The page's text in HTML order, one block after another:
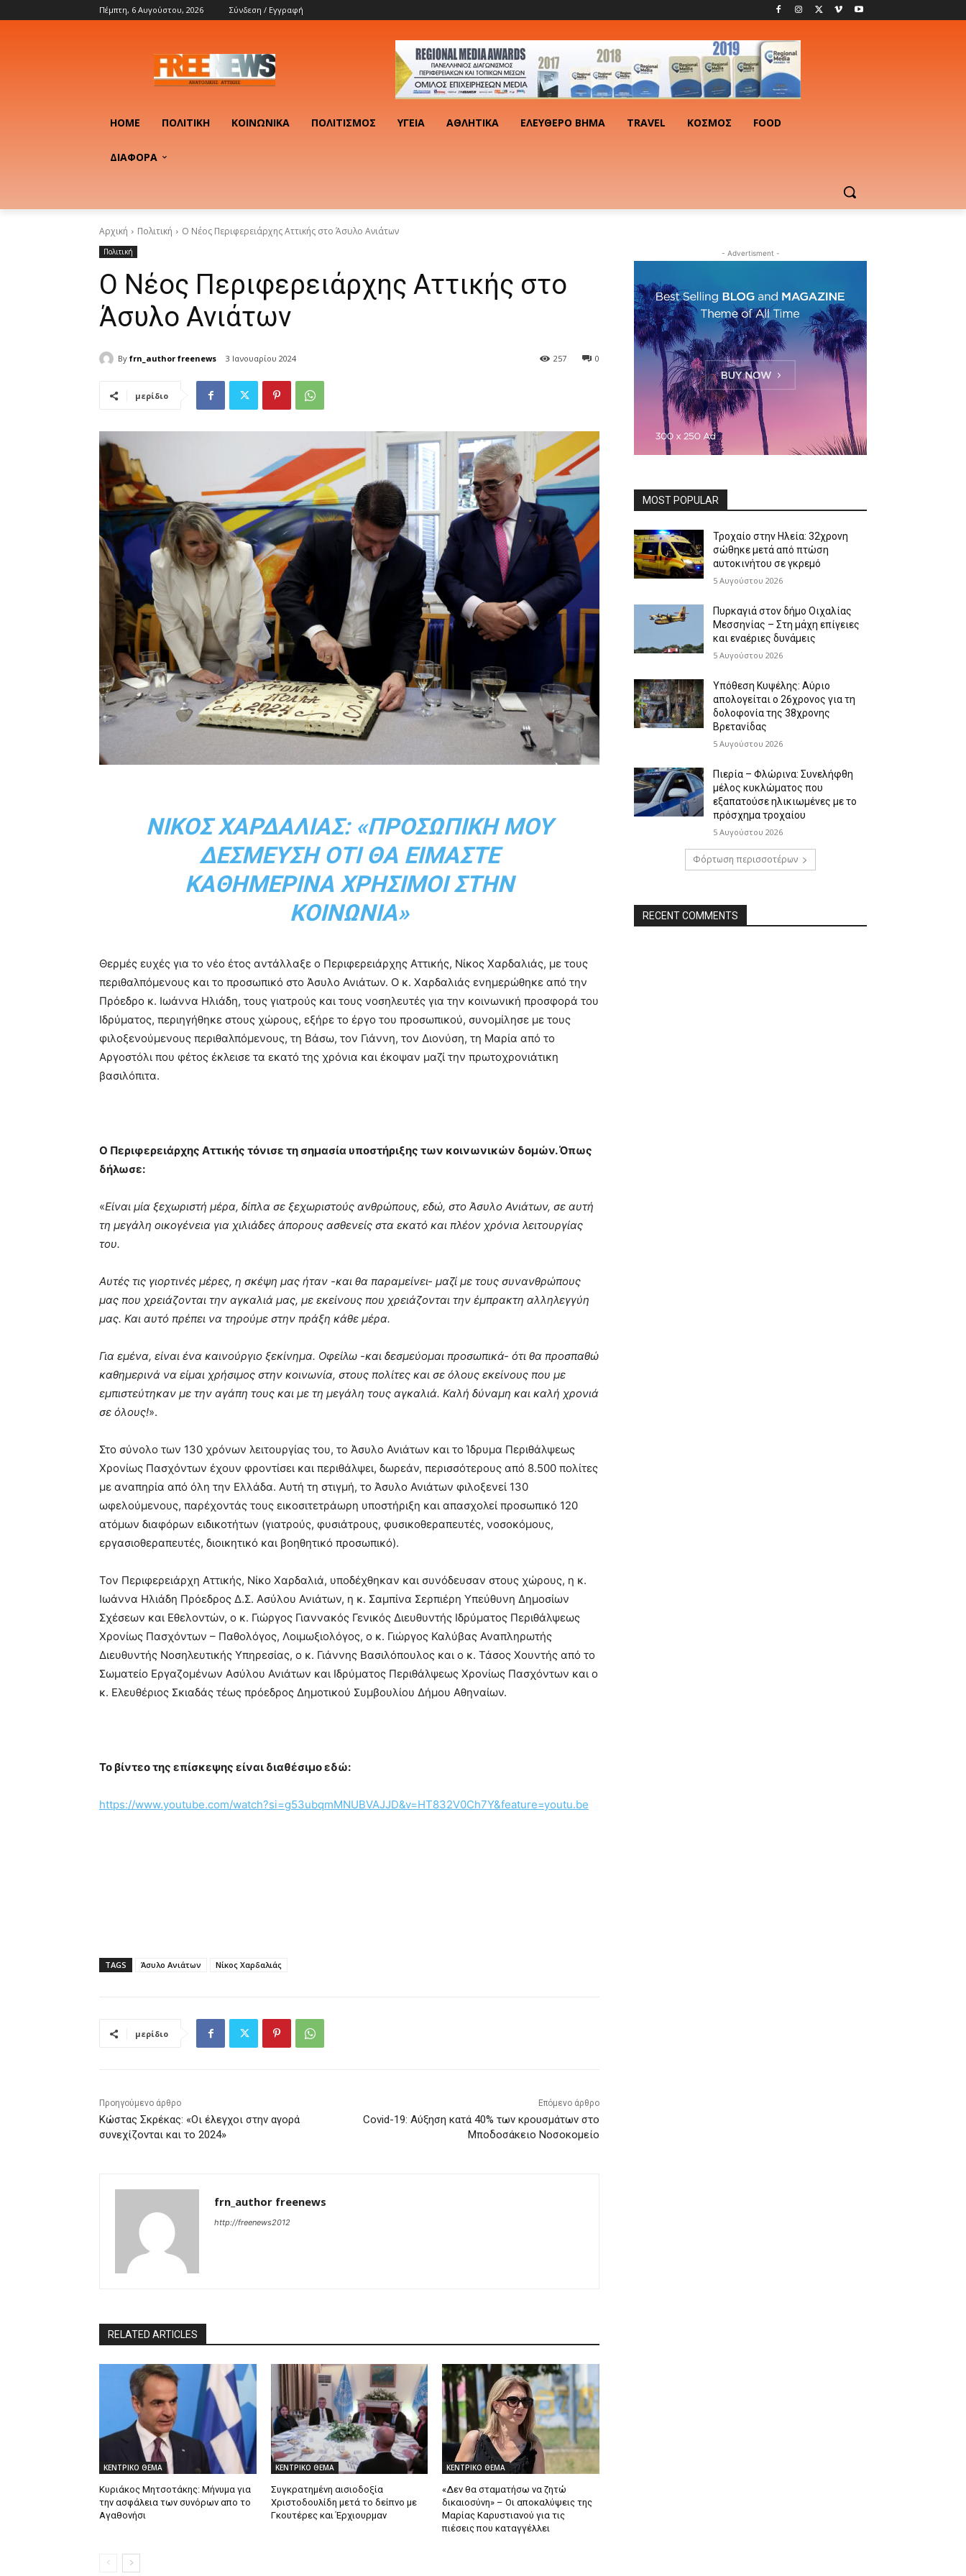
Πέμπτη, 6 Αυγούστου, 2026 Σύνδεση / Εγγραφή
HOME ΠΟΛΙΤΙΚΉ ΚΟΙΝΩΝΙΚΆ ΠΟΛΙΤΙΣΜΌΣ ΥΓΕΊΑ ΑΘΛΗΤΙΚΆ ΕΛΕΎΘΕΡΟ ΒΉΜΑ TRAVEL ΚΟΣΜΟΣ FOOD
ΔΙΑΦΟΡΑ
Αρχική Πολιτική Ο Νέος Περιφερειάρχης Αττικής στο Άσυλο Ανιάτων
Πολιτική
Ο Νέος Περιφερειάρχης Αττικής στο
Άσυλο Ανιάτων
By frn_author freenews 3 Ιανουαρίου 2024 0
257
μερίδιο
ΝΊΚΟΣ ΧΑΡΔΑΛΙΆΣ: «ΠΡΟΣΩΠΙΚΉ ΜΟΥ
ΔΈΣΜΕΥΣΗ ΌΤΙ ΘΑ ΕΊΜΑΣΤΕ
ΚΑΘΗΜΕΡΙΝΆ ΧΡΉΣΙΜΟΙ ΣΤΗΝ
ΚΟΙΝΩΝΊΑ»
Θερμές ευχές για το νέο έτος αντάλλαξε ο Περιφερειάρχης Αττικής, Νίκος Χαρδαλιάς, με τους
περιθαλπόμενους και το προσωπικό στο Άσυλο Ανιάτων. Ο κ. Χαρδαλιάς ενημερώθηκε από την
Πρόεδρο κ. Ιωάννα Ηλιάδη, τους γιατρούς και τους νοσηλευτές για την κοινωνική προσφορά του
Ιδρύματος, περιηγήθηκε στους χώρους, εξήρε το έργο του προσωπικού, συνομίλησε με τους
φιλοξενούμενους περιθαλπόμενους, τη Βάσω, τον Γιάννη, τον Διονύση, τη Μαρία από το
Αργοστόλι που φέτος έκλεισε τα εκατό της χρόνια και έκοψαν μαζί την πρωτοχρονιάτικη
βασιλόπιτα.
Ο Περιφερειάρχης Αττικής τόνισε τη σημασία υποστήριξης των κοινωνικών δομών. Όπως
δήλωσε:
«Είναι μία ξεχωριστή μέρα, δίπλα σε ξεχωριστούς ανθρώπους, εδώ, στο Άσυλο Ανιάτων, σε αυτή
τη μεγάλη οικογένεια για χιλιάδες άπορους ασθενείς στα εκατό και πλέον χρόνια λειτουργίας
του.
Αυτές τις γιορτινές μέρες, η σκέψη μας ήταν -και θα παραμείνει- μαζί με τους συνανθρώπους
μας που χρειάζονται την αγκαλιά μας, με εκείνους που χρειάζονται την έμπρακτη αλληλεγγύη
μας. Και αυτό πρέπει να τηρούμε στην πράξη κάθε μέρα.
Για εμένα, είναι ένα καινούργιο ξεκίνημα. Οφείλω -και δεσμεύομαι προσωπικά- ότι θα προσπαθώ
καθημερινά να είμαι χρήσιμος στην κοινωνία, στους πολίτες και σε όλους εκείνους που με
εμπιστεύτηκαν με την αγάπη τους και με τη μεγάλη τους αγκαλιά. Καλή δύναμη και καλή χρονιά
σε όλους!».
Στο σύνολο των 130 χρόνων λειτουργίας του, το Άσυλο Ανιάτων και το Ίδρυμα Περιθάλψεως
Χρονίως Πασχόντων έχουν φροντίσει και περιθάλψει, δωρεάν, περισσότερους από 8.500 πολίτες
με αναπηρία από όλη την Ελλάδα. Αυτή τη στιγμή, το Άσυλο Ανιάτων φιλοξενεί 130
ωφελούμενους, παρέχοντάς τους εικοσιτετράωρη υποστήριξη και απασχολεί προσωπικό 120
ατόμων διαφόρων ειδικοτήτων (γιατρούς, φυσιάτρους, φυσικοθεραπευτές, νοσοκόμους,
εργασιοθεραπευτές, διοικητικό και βοηθητικό προσωπικό).
Τον Περιφερειάρχη Αττικής, Νίκο Χαρδαλιά, υποδέχθηκαν και συνόδευσαν στους χώρους, η κ.
Ιωάννα Ηλιάδη Πρόεδρος Δ.Σ. Ασύλου Ανιάτων, η κ. Σαμπίνα Σερπιέρη Υπεύθυνη Δημοσίων
Σχέσεων και Εθελοντών, ο κ. Γιώργος Γιαννακός Γενικός Διευθυντής Ιδρύματος Περιθάλψεως
Χρονίως Πασχόντων – Παθολόγος, Λοιμωξιολόγος, ο κ. Γιώργος Καλύβας Αναπληρωτής
Διευθυντής Νοσηλευτικής Υπηρεσίας, ο κ. Γιάννης Βασιλόπουλος και ο κ. Τάσος Χουντής από το
Σωματείο Εργαζομένων Ασύλου Ανιάτων και Ιδρύματος Περιθάλψεως Χρονίως Πασχόντων και ο
κ. Ελευθέριος Σκιαδάς τέως πρόεδρος Δημοτικού Συμβουλίου Δήμου Αθηναίων.
Το βίντεο της επίσκεψης είναι διαθέσιμο εδώ:
https://www.youtube.com/watch?si=g53ubqmMNUBVAJJD&v=HT832V0Ch7Y&feature=youtu.be
TAGS Άσυλο Ανιάτων Νίκος Χαρδαλιάς
μερίδιο
Προηγούμενο άρθρο
Κώστας Σκρέκας: «Οι έλεγχοι στην αγορά
συνεχίζονται και το 2024»
Επόμενο άρθρο
Covid-19: Αύξηση κατά 40% των κρουσμάτων στο
Μποδοσάκειο Νοσοκομείο
frn_author freenews
http://freenews2012
RELATED ARTICLES
ΚΕΝΤΡΙΚΟ ΘΕΜΑ
Κυριάκος Μητσοτάκης: Mήνυμα για
την ασφάλεια των συνόρων απο το
Αγαθονήσι
ΚΕΝΤΡΙΚΟ ΘΕΜΑ
Συγκρατημένη αισιοδοξία
Χριστοδουλίδη μετά το δείπνο με
Γκουτέρες και Έρχιουρμαν
ΚΕΝΤΡΙΚΟ ΘΕΜΑ
«Δεν θα σταματήσω να ζητώ
δικαιοσύνη» – Οι αποκαλύψεις της
Μαρίας Καρυστιανού για τις
πιέσεις που καταγγέλλει
- Advertisment -
MOST POPULAR
Τροχαίο στην Ηλεία: 32χρονη
σώθηκε μετά από πτώση
αυτοκινήτου σε γκρεμό
5 Αυγούστου 2026
Πυρκαγιά στον δήμο Οιχαλίας
Μεσσηνίας – Στη μάχη επίγειες
και εναέριες δυνάμεις
5 Αυγούστου 2026
Υπόθεση Κυψέλης: Αύριο
απολογείται ο 26χρονος για τη
δολοφονία της 38χρονης
Βρετανίδας
5 Αυγούστου 2026
Πιερία – Φλώρινα: Συνελήφθη
μέλος κυκλώματος που
εξαπατούσε ηλικιωμένες με το
πρόσχημα τροχαίου
5 Αυγούστου 2026
Φόρτωση περισσοτέρων
RECENT COMMENTS